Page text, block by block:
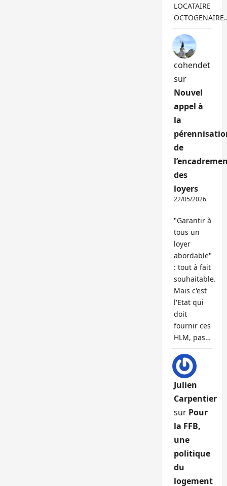
LOCATAIRE
cohendet
sur
Nouvel
appel à
la
de
des
loyers
22/05/2026
"Garantir à
tous un
loyer
abordable"
: tout à fait
souhaitable.
Mais c'est
l'Etat qui
doit
fournir ces
HLM, pas…
Julien
Carpentier
sur Pour
la FFB,
une
politique
du
logement